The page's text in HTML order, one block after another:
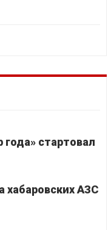
стартовал
хабаровских АЗС